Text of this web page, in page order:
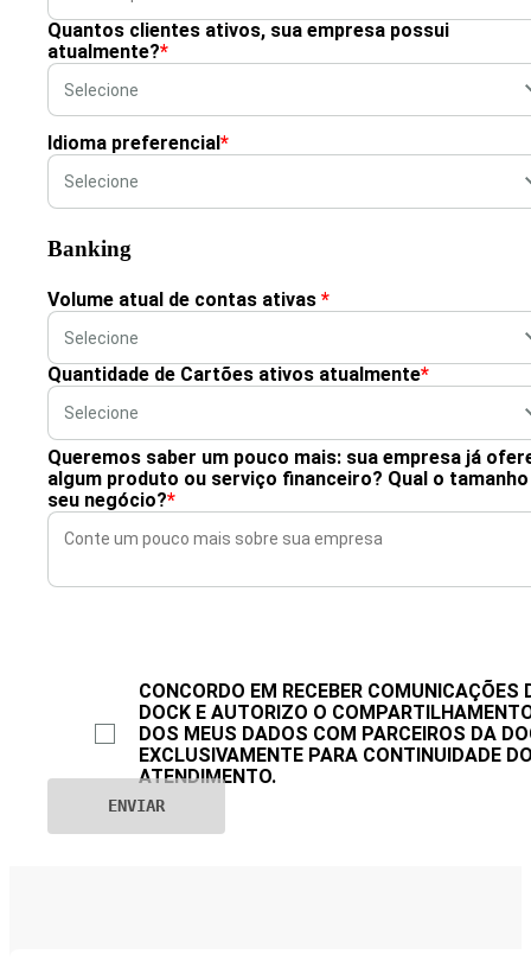
Quantos clientes ativos, sua empresa possui
atualmente?*
Idioma preferencial *
Banking
Volume atual de contas ativas *
Quantidade de Cartões ativos atualmente*
Queremos saber um pouco mais: sua empresa já
algum produto ou serviço financeiro? Qual o
seu negócio?*
CONCORDO EM RECEBER COMUNICAÇÕES
DOCK E AUTORIZO O
DOS MEUS DADOS COM PARCEIROS DA
EXCLUSIVAMENTE PARA CONTINUIDADE
ATENDIMENTO.